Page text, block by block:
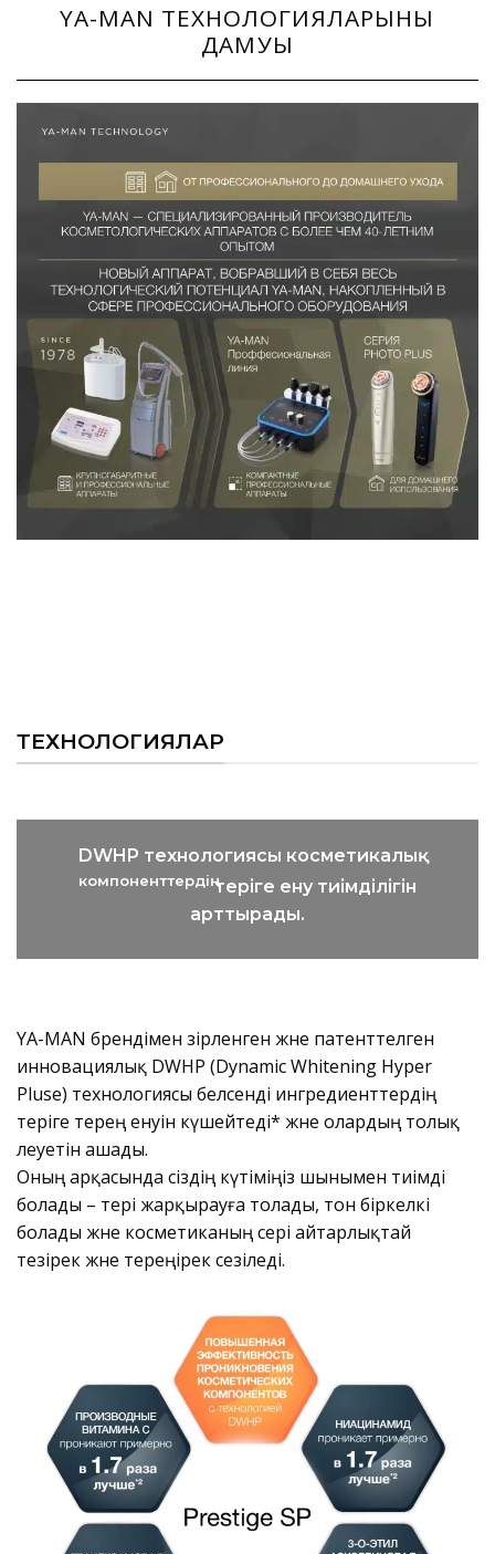
YA-MAN ТЕХНОЛОГИЯЛАРЫНЫҢ
ДАМУЫ
ТЕХНОЛОГИЯЛАР
DWHP технологиясы косметикалық
компоненттердіңтеріге ену тиімділігін
арттырады.
YA-MAN брендімен әзірленген және патенттелген
инновациялық DWHP (Dynamic Whitening Hyper
Pluse) технологиясы белсенді ингредиенттердің
теріге терең енуін күшейтеді* және олардың толық
әлеуетін ашады.
Оның арқасында сіздің күтіміңіз шынымен тиімді
болады – тері жарқырауға толады, тон біркелкі
болады және косметиканың әсері айтарлықтай
тезірек және тереңірек сезіледі.